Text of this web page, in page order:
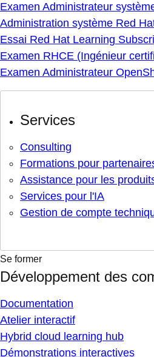
Examen Administrateur
Administration système Red
Essai Red Hat Learning
Examen RHCE (Ingénieur
Examen Administrateur
Services
Consulting
Formations pour
Assistance pour les
Services pour l'IA
Gestion de compte
Se former
Développement des
Documentation
Atelier interactif
Hybrid cloud learning hub
Démonstrations interactives